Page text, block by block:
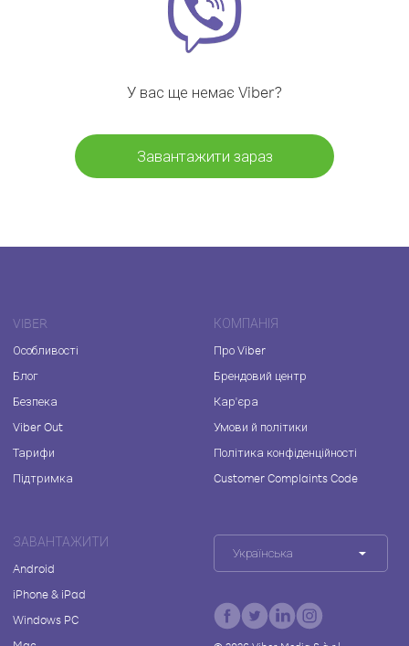
У вас ще немає Viber?
Завантажити зараз
VIBER
Особливості
Блог
Безпека
Viber Out
Тарифи
Підтримка
КОМПАНІЯ
Про Viber
Брендовий центр
Кар'єра
Умови й політики
Політика конфіденційності
Customer Complaints Code
ЗАВАНТАЖИТИ
Android
iPhone & iPad
Windows PC
Українська